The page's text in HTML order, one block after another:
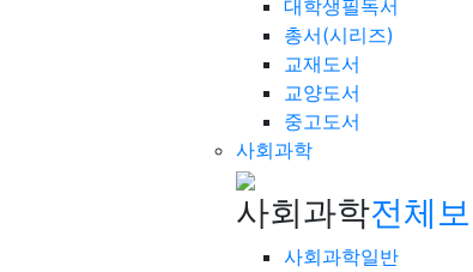
대학생필독서
총서(시리즈)
교재도서
교양도서
중고도서
사회과학
사회과학전체
사회과학일반